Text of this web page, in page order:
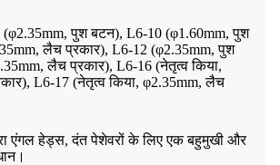
पुश बटन), L6-10 (φ1.60mm, पुश
लैच प्रकार), L6-12 (φ2.35mm, पुश
लैच प्रकार), L6-16 (नेतृत्व किया,
L6-17 (नेतृत्व किया, φ2.35mm, लैच
एंगल हेड्स, दंत पेशेवरों के लिए एक बहुमुखी और